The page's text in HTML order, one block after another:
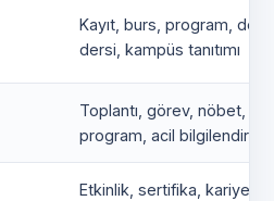
Kayıt, burs, program,
dersi, kampüs tanıtımı
Toplantı, görev, nöbet,
program, acil bilgilendirme
Etkinlik, sertifika, kariyer,